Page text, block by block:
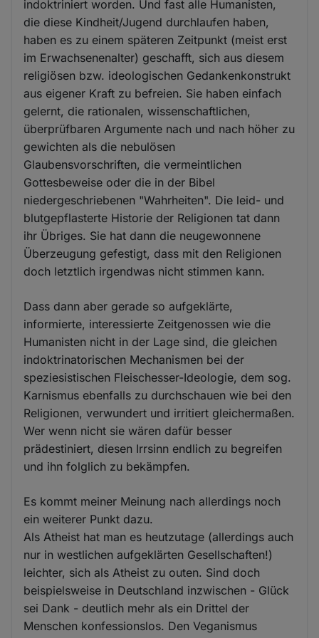
indoktriniert worden. Und fast alle Humanisten,
die diese Kindheit/Jugend durchlaufen haben,
haben es zu einem späteren Zeitpunkt (meist erst
im Erwachsenenalter) geschafft, sich aus diesem
religiösen bzw. ideologischen Gedankenkonstrukt
aus eigener Kraft zu befreien. Sie haben einfach
gelernt, die rationalen, wissenschaftlichen,
überprüfbaren Argumente nach und nach höher zu
gewichten als die nebulösen
Glaubensvorschriften, die vermeintlichen
Gottesbeweise oder die in der Bibel
niedergeschriebenen "Wahrheiten". Die leid- und
blutgepflasterte Historie der Religionen tat dann
ihr Übriges. Sie hat dann die neugewonnene
Überzeugung gefestigt, dass mit den Religionen
doch letztlich irgendwas nicht stimmen kann.
Dass dann aber gerade so aufgeklärte,
informierte, interessierte Zeitgenossen wie die
Humanisten nicht in der Lage sind, die gleichen
indoktrinatorischen Mechanismen bei der
speziesistischen Fleischesser-Ideologie, dem sog.
Karnismus ebenfalls zu durchschauen wie bei den
Religionen, verwundert und irritiert gleichermaßen.
Wer wenn nicht sie wären dafür besser
prädestiniert, diesen Irrsinn endlich zu begreifen
und ihn folglich zu bekämpfen.
Es kommt meiner Meinung nach allerdings noch
ein weiterer Punkt dazu.
Als Atheist hat man es heutzutage (allerdings auch
nur in westlichen aufgeklärten Gesellschaften!)
leichter, sich als Atheist zu outen. Sind doch
beispielsweise in Deutschland inzwischen - Glück
sei Dank - deutlich mehr als ein Drittel der
Menschen konfessionslos. Den Veganismus